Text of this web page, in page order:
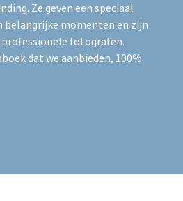
Ze geven een speciaal
momenten en zijn
professionele fotografen.
dat we aanbieden, 100%